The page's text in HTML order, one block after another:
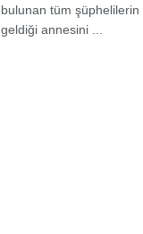
bulunan tüm şüphelilerin
geldiği annesini ...